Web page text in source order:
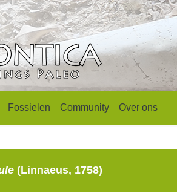
Fossielen Community Over ons
(Linnaeus, 1758)